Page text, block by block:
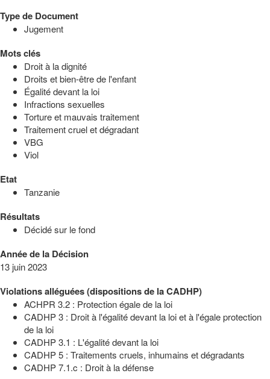
Type de Document
Jugement
Mots clés
Droit à la dignité
Droits et bien-être de l'enfant
Égalité devant la loi
Infractions sexuelles
Torture et mauvais traitement
Traitement cruel et dégradant
VBG
Viol
Etat
Tanzanie
Résultats
Décidé sur le fond
Année de la Décision
13 juin 2023
Violations alléguées (dispositions de la CADHP)
ACHPR 3.2 : Protection égale de la loi
CADHP 3 : Droit à l'égalité devant la loi et à l'égale protection
de la loi
CADHP 3.1 : L'égalité devant la loi
CADHP 5 : Traitements cruels, inhumains et dégradants
CADHP 7.1.c : Droit à la défense